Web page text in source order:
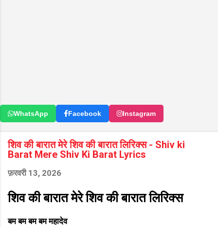
WhatsApp Facebook Instagram
शिव की बारात मेरे शिव की बारात लिरिक्स - Shiv ki
Barat Mere Shiv Ki Barat Lyrics
फ़रवरी 13, 2026
शिव की बारात मेरे शिव की बारात लिरिक्स
बम बम बम बम महादेव